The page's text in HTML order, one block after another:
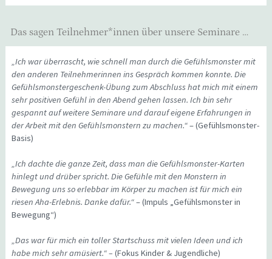
Das sagen Teilnehmer*innen über unsere Seminare …
„Ich war überrascht, wie schnell man durch die Gefühlsmonster mit
den anderen Teilnehmerinnen ins Gespräch kommen konnte. Die
Gefühlsmonstergeschenk-Übung zum Abschluss hat mich mit einem
sehr positiven Gefühl in den Abend gehen lassen. Ich bin sehr
gespannt auf weitere Seminare und darauf eigene Erfahrungen in
der Arbeit mit den Gefühlsmonstern zu machen.“– (Gefühlsmonster-
Basis)
„Ich dachte die ganze Zeit, dass man die Gefühlsmonster-Karten
hinlegt und drüber spricht. Die Gefühle mit den Monstern in
Bewegung uns so erlebbar im Körper zu machen ist für mich ein
riesen Aha-Erlebnis. Danke dafür.“– (Impuls „Gefühlsmonster in
Bewegung“)
„Das war für mich ein toller Startschuss mit vielen Ideen und ich
habe mich sehr amüsiert.“ – (Fokus Kinder & Jugendliche)